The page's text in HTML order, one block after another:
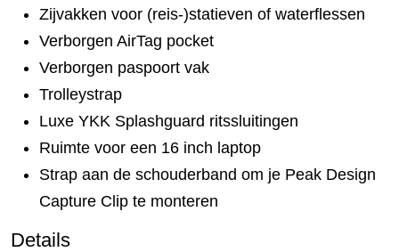
Zijvakken voor (reis-)statieven of waterflessen
Verborgen AirTag pocket
Verborgen paspoort vak
Trolleystrap
Luxe YKK Splashguard ritssluitingen
Ruimte voor een 16 inch laptop
Strap aan de schouderband om je Peak Design
Capture Clip te monteren
Details